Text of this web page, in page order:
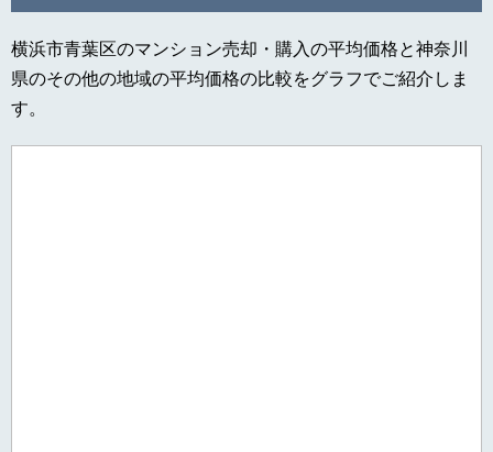
横浜市青葉区のマンション売却・購入の平均価格と神奈川
県のその他の地域の平均価格の比較をグラフでご紹介しま
す。